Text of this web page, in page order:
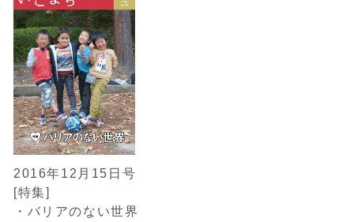
2016年12月15日号
[特集]
・バリアのない世界